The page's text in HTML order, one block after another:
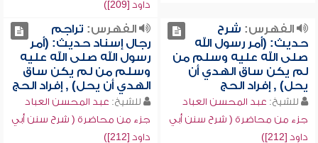
داود [209])
الفهرس: شرح
حديث: (أمر رسول الله
صلى الله عليه وسلم من
لم يكن ساق الهدي أن
يحل) , إفراد الحج
للشيخ: عبد المحسن العباد
جزء من محاضرة ( شرح سنن أبي
داود [212])
الفهرس: تراجم
رجال إسناد حديث: (أمر
رسول الله صلى الله عليه
وسلم من لم يكن ساق
الهدي أن يحل) , إفراد الحج
للشيخ: عبد المحسن العباد
جزء من محاضرة ( شرح سنن أبي
داود [212])